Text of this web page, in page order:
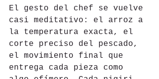
El gesto del chef se vuelve
casi meditativo: el arroz a
la temperatura exacta, el
corte preciso del pescado,
el movimiento final que
entrega cada pieza como